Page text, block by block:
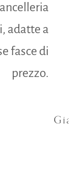
adatte a
fasce di
prezzo.